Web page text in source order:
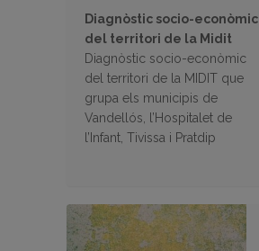
Diagnòstic socio-econòmic
del territori de la Midit
Diagnòstic socio-econòmic
del territori de la MIDIT que
grupa els municipis de
Vandellós, l’Hospitalet de
l’Infant, Tivissa i Pratdip